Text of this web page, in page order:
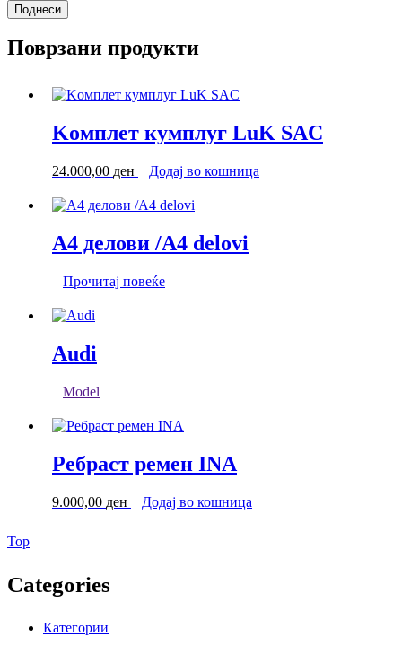
Поврзани продукти
Kомплет кумплуг LuK SAC
24.000,00 ден Додај во кошница
А4 делови /A4 delovi
Прочитај повеќе
Audi
Model
Ребраст ремен INA
9.000,00 ден Додај во кошница
TopBack
Categories
Категории